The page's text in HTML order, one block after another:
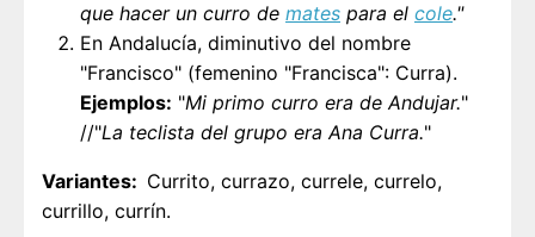
que hacer un curro de mates para el cole."
En Andalucía, diminutivo del nombre
"Francisco" (femenino "Francisca": Curra).
Ejemplos: "Mi primo curro era de Andujar."
//"La teclista del grupo era Ana Curra."
Variantes
Currito, currazo, currele, currelo,
currillo, currín.